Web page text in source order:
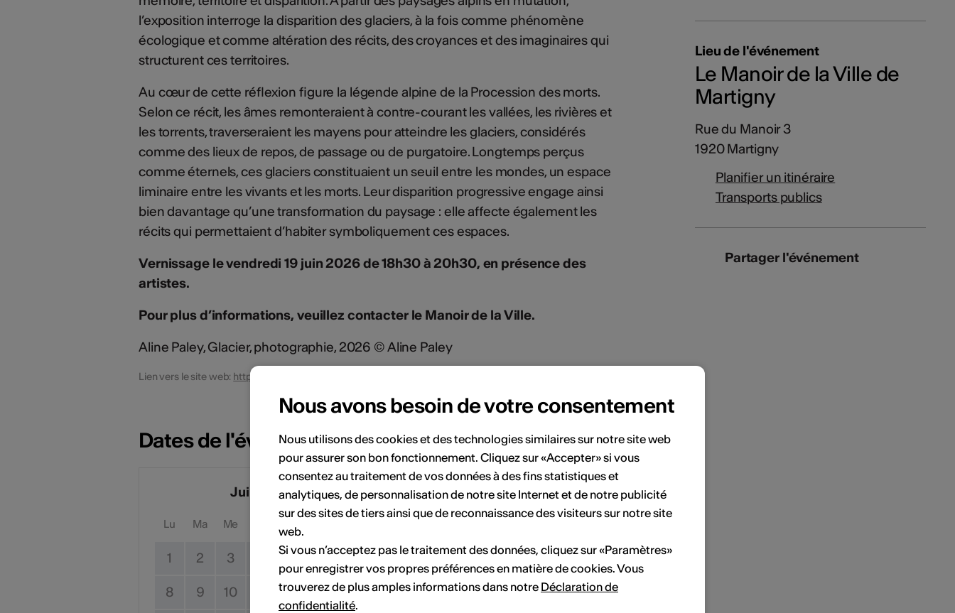
l’exposition interroge la disparition des glaciers, à la fois comme phénomène
écologique et comme altération des récits, des croyances et des imaginaires qui
structurent ces territoires.
Au cœur de cette réflexion figure la légende alpine de la Procession des morts.
Selon ce récit, les âmes remonteraient à contre-courant les vallées, les rivières et
les torrents, traverseraient les mayens pour atteindre les glaciers, considérés
comme des lieux de repos, de passage ou de purgatoire. Longtemps perçus
comme éternels, ces glaciers constituaient un seuil entre les mondes, un espace
liminaire entre les vivants et les morts. Leur disparition progressive engage ainsi
bien davantage qu’une transformation du paysage : elle affecte également les
récits qui permettaient d’habiter symboliquement ces espaces.
Vernissage le vendredi 19 juin 2026 de 18h30 à 20h30, en présence des
artistes.
Pour plus d’informations, veuillez contacter le Manoir de la Ville.
Aline Paley, Glacier, photographie, 2026 © Aline Paley
Lien vers le site web: https://www.manoir-martigny.ch/ganioz-project-space.html
Dates de l'événement
Juin 2026
Lu Ma Me Ve
1 2 3 5 6 7
8 9 10 12 13 14
Juillet 2026
1 2 3 4 5
6 7 8 9 10 11 12
Lieu de l'événement
Le Manoir de la Ville de
Martigny
Rue du Manoir 3
1920 Martigny
Planifier un itinéraire
Transports publics
Partager l'événement
Nous avons besoin de votre consentement
Nous utilisons des cookies et des technologies similaires sur notre site web
pour assurer son bon fonctionnement. Cliquez sur «Accepter» si vous
consentez au traitement de vos données à des fins statistiques et
analytiques, de personnalisation de notre site Internet et de notre publicité
sur des sites de tiers ainsi que de reconnaissance des visiteurs sur notre site
web.
Si vous n’acceptez pas le traitement des données, cliquez sur «Paramètres»
pour enregistrer vos propres préférences en matière de cookies. Vous
trouverez de plus amples informations dans notre Déclaration de
confidentialité.